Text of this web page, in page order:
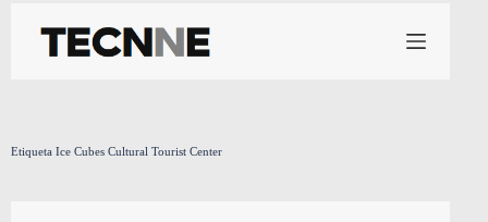
contenido
Etiqueta Ice Cubes Cultural Tourist Center